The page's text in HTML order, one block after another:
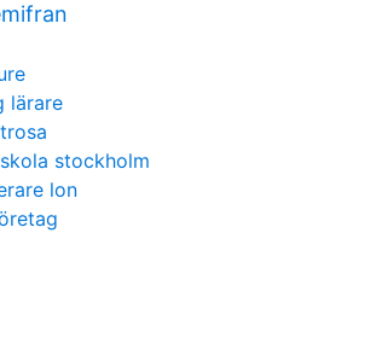
lärare
stockholm
lon